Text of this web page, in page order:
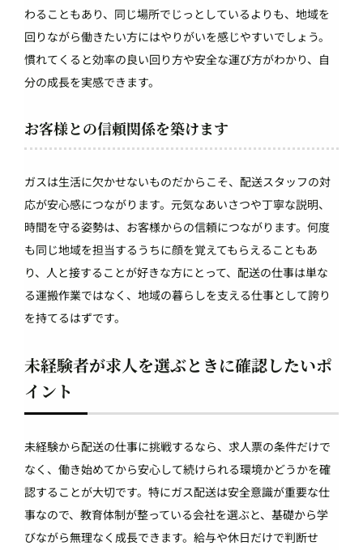
わることもあり、同じ場所でじっとしているよりも、地域を
回りながら働きたい方にはやりがいを感じやすいでしょう。
慣れてくると効率の良い回り方や安全な運び方がわかり、自
分の成長を実感できます。
お客様との信頼関係を築けます
ガスは生活に欠かせないものだからこそ、配送スタッフの対
応が安心感につながります。元気なあいさつや丁寧な説明、
時間を守る姿勢は、お客様からの信頼につながります。何度
も同じ地域を担当するうちに顔を覚えてもらえることもあ
り、人と接することが好きな方にとって、配送の仕事は単な
る運搬作業ではなく、地域の暮らしを支える仕事として誇り
を持てるはずです。
未経験者が求人を選ぶときに確認したいポ
イント
未経験から配送の仕事に挑戦するなら、求人票の条件だけで
なく、働き始めてから安心して続けられる環境かどうかを確
認することが大切です。特にガス配送は安全意識が重要な仕
事なので、教育体制が整っている会社を選ぶと、基礎から学
びながら無理なく成長できます。給与や休日だけで判断せ